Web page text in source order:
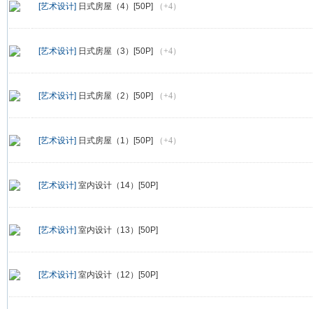
[艺术设计] 日式房屋（4）[50P] （+4）
[艺术设计] 日式房屋（3）[50P] （+4）
[艺术设计] 日式房屋（2）[50P] （+4）
[艺术设计] 日式房屋（1）[50P] （+4）
[艺术设计] 室内设计（14）[50P]
[艺术设计] 室内设计（13）[50P]
[艺术设计] 室内设计（12）[50P]